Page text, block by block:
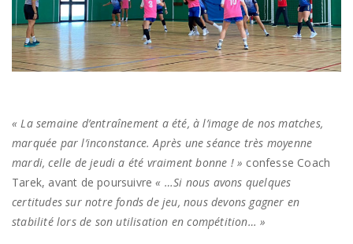
« La semaine d’entraînement a été, à l’image de nos matches,
marquée par l’inconstance. Après une séance très moyenne
mardi, celle de jeudi a été vraiment bonne ! » confesse Coach
Tarek, avant de poursuivre« …Si nous avons quelques
certitudes sur notre fonds de jeu, nous devons gagner en
stabilité lors de son utilisation en compétition… »